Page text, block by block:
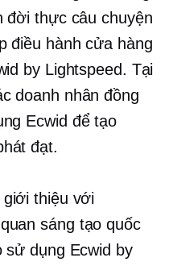
đời thựccâu chuyện
điều hành cửa hàng
by Lightspeed. Tại
doanh nhân đồng
Ecwid để tạo
đạt.
giới thiệu với
sáng tạo quốc
sử dụng Ecwid by